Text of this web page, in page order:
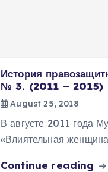
История
№ 3. (2011 – 2015)
August 25, 2018
В августе 2011 года
«Влиятельная
Continue reading